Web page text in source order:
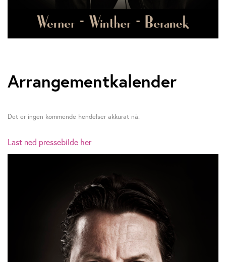
Arrangementkalender
Det er ingen kommende hendelser akkurat nå.
Last ned pressebilde her